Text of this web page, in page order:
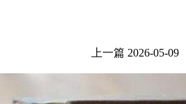
上一篇 2026-05-09